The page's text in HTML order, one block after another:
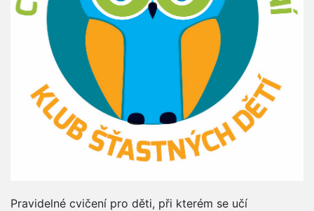
Pravidelné cvičení pro děti, při kterém se učí